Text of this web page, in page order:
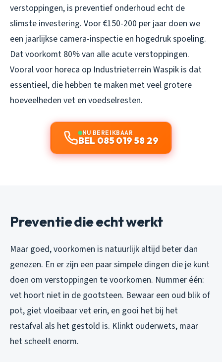
verstoppingen, is preventief onderhoud echt de
slimste investering. Voor €150-200 per jaar doen we
een jaarlijkse camera-inspectie en hogedruk spoeling.
Dat voorkomt 80% van alle acute verstoppingen.
Vooral voor horeca op Industrieterrein Waspik is dat
essentieel, die hebben te maken met veel grotere
hoeveelheden vet en voedselresten.
NU BEREIKBAAR
BEL 085 019 58 29
Preventie die echt werkt
Maar goed, voorkomen is natuurlijk altijd beter dan
genezen. En er zijn een paar simpele dingen die je kunt
doen om verstoppingen te voorkomen. Nummer één:
vet hoort niet in de gootsteen. Bewaar een oud blik of
pot, giet vloeibaar vet erin, en gooi het bij het
restafval als het gestold is. Klinkt ouderwets, maar
het scheelt enorm.